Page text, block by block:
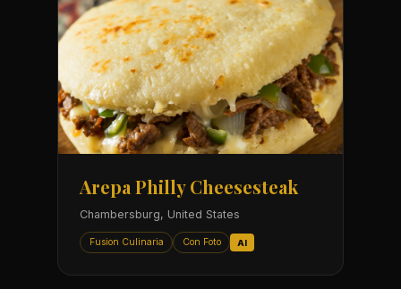
Arepa Philly Cheesesteak
Chambersburg, United States
Fusion Culinaria Con Foto AI